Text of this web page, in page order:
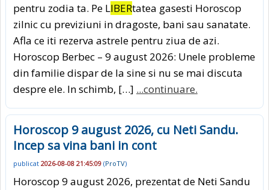
pentru zodia ta. Pe LIBERtatea gasesti Horoscop
zilnic cu previziuni in dragoste, bani sau sanatate.
Afla ce iti rezerva astrele pentru ziua de azi.
Horoscop Berbec – 9 august 2026: Unele probleme
din familie dispar de la sine si nu se mai discuta
despre ele. In schimb, […] ...continuare.
Horoscop 9 august 2026, cu Neti Sandu.
Incep sa vina bani in cont
publicat 2026-08-08 21:45:09 (ProTV)
Horoscop 9 august 2026, prezentat de Neti Sandu